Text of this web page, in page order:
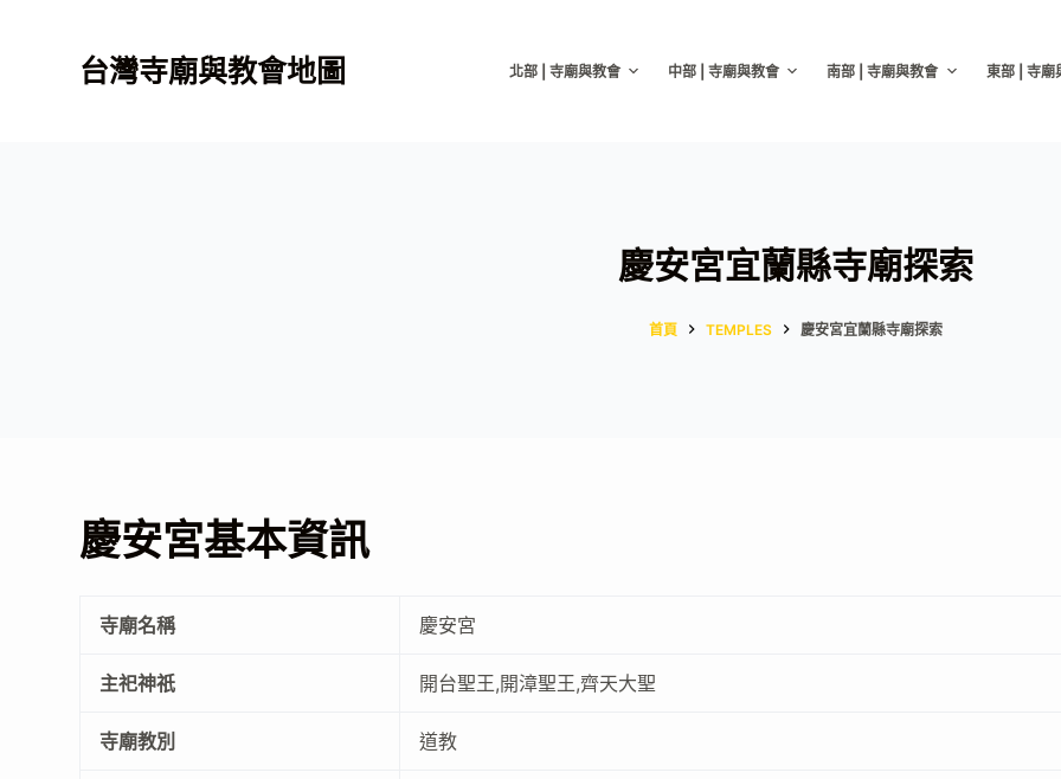
台灣寺廟與教會地圖 北部 | 寺廟與教會 中部 | 寺廟與教會 南部 | 寺廟與教會 東部 | 寺廟
慶安宮宜蘭縣寺廟探索
首頁 TEMPLES 慶安宮宜蘭縣寺廟探索
慶安宮基本資訊
寺廟名稱 慶安宮
主祀神祇 開台聖王,開漳聖王,齊天大聖
寺廟教別 道教